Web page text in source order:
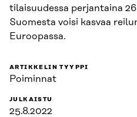
tilaisuudessa perjantaina
Suomesta voisi kasvaa
Euroopassa.
ARTIKKELIN TYYPPI
Poiminnat
JULKAISTU
25.8.2022